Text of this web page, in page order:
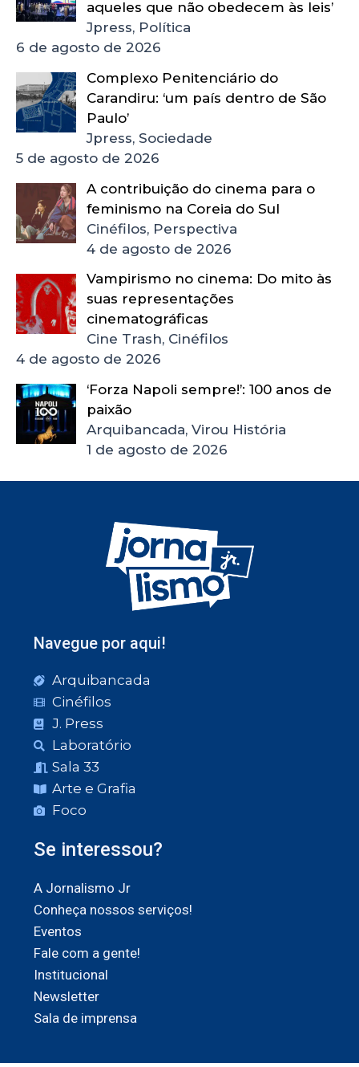
aqueles que não obedecem às leis’
Jpress, Política
6 de agosto de 2026
Complexo Penitenciário do
Carandiru: ‘um país dentro de São
Paulo’
Jpress, Sociedade
5 de agosto de 2026
A contribuição do cinema para o
feminismo na Coreia do Sul
Cinéfilos, Perspectiva
4 de agosto de 2026
Vampirismo no cinema: Do mito às
suas representações
cinematográficas
Cine Trash, Cinéfilos
4 de agosto de 2026
‘Forza Napoli sempre!’: 100 anos de
paixão
Arquibancada, Virou História
1 de agosto de 2026
Navegue por aqui!
Arquibancada
Cinéfilos
J. Press
Laboratório
Sala 33
Arte e Grafia
Foco
Se interessou?
A Jornalismo Jr
Conheça nossos serviços!
Eventos
Fale com a gente!
Institucional
Newsletter
Sala de imprensa